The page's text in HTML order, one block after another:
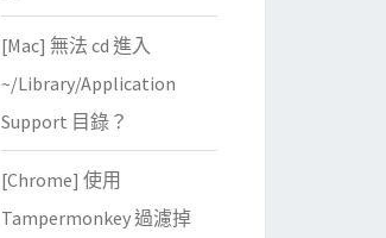
[Mac] 無法 cd 進入
~/Library/Application
Support 目錄？
[Chrome] 使用
Tampermonkey 過濾掉